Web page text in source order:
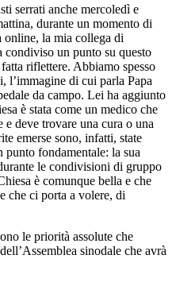
serrati anche mercoledì e
durante un momento di
online, la mia collega di
un punto su questo
riflettere. Abbiamo spesso
l’immagine di cui parla Papa
da campo. Lei ha aggiunto
è stata come un medico che
deve trovare una cura o una
emerse sono, infatti, state
punto fondamentale: la sua
le condivisioni di gruppo
è comunque bella e che
che ci porta a volere, di
le priorità assolute che
sinodale che avrà